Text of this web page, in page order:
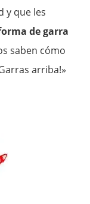
y que les
de garra
saben cómo
arriba!»